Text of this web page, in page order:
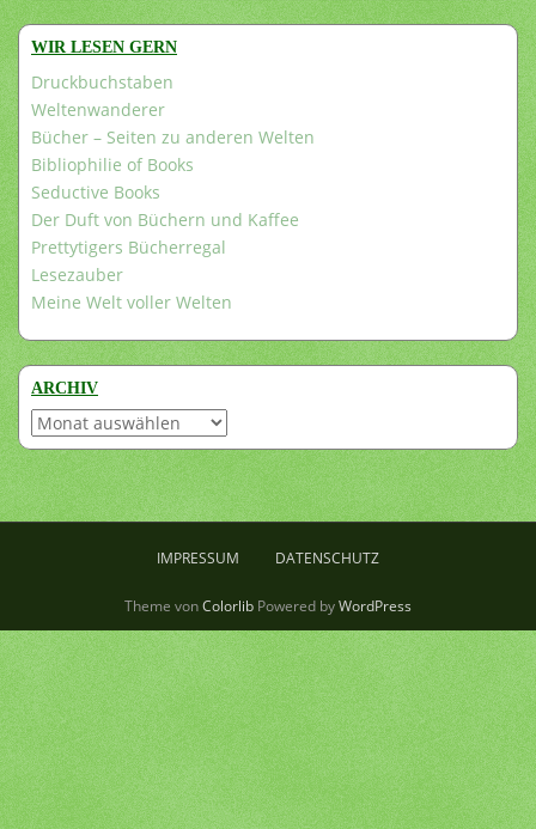
WIR LESEN GERN
Druckbuchstaben
Weltenwanderer
Bücher – Seiten zu anderen Welten
Bibliophilie of Books
Seductive Books
Der Duft von Büchern und Kaffee
Prettytigers Bücherregal
Lesezauber
Meine Welt voller Welten
ARCHIV
Archiv
IMPRESSUM DATENSCHUTZ
Theme vonColorlib Powered byWordPress